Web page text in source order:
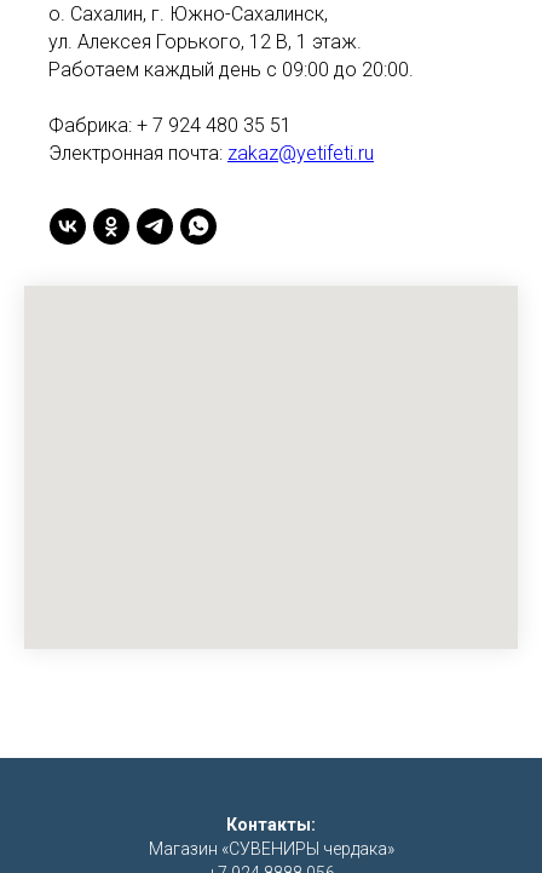
о. Сахалин, г. Южно-Сахалинск,
ул. Алексея Горького, 12 В, 1 этаж.
Работаем каждый день с 09:00 до 20:00.
Фабрика: + 7 924 480 35 51
Электронная почта: zakaz@yetifeti.ru
Контакты:
Магазин «СУВЕНИРЫ чердака»